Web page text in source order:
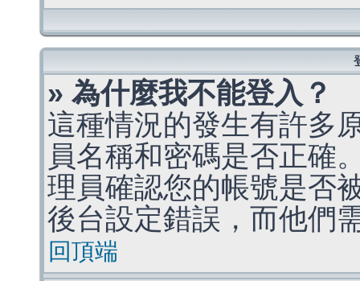
» 為什麼我不能登入？
這種情況的發生有許多
員名稱和密碼是否正確
理員確認您的帳號是否
後台設定錯誤，而他們
回頂端